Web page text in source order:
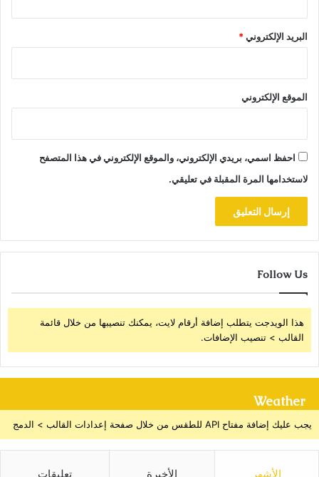
البريد الإلكتروني*
الموقع الإلكتروني
احفظ اسمي، بريدي الإلكتروني، والموقع الإلكتروني في هذا المتصفح
لاستخدامها المرة المقبلة في تعليقي.
Follow Us
هذا الويدجت يتطلب إضافة أرقام لايت، يمكنك تنصيبها من خلال قائمة
القالب > تنصيب الإضافات.
Weather
يجب عليك إضافة مفتاح API للطقس من خلال صفحة إعدادات القالب > الدمج
الأشهر الأخيرة تعليقات